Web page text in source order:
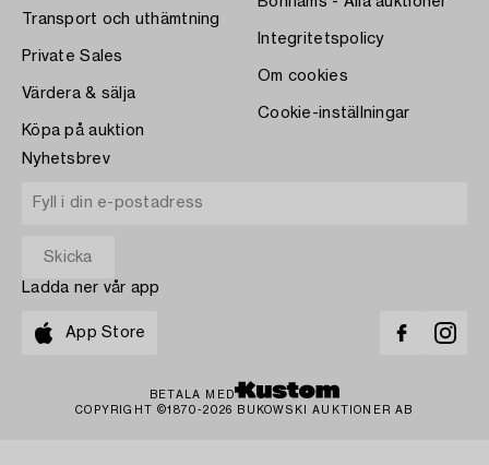
Transport och uthämtning
Private Sales
Värdera & sälja
Köpa på auktion
Integritetspolicy
Om cookies
Cookie-inställningar
Nyhetsbrev
Ladda ner vår app
App Store
BETALA MED
COPYRIGHT ©1870-2026 BUKOWSKI AUKTIONER AB